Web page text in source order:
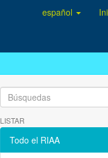
español
LISTAR
Todo el RIAA